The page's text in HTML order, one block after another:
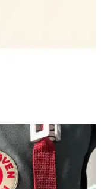
çekici ve şık detaylar